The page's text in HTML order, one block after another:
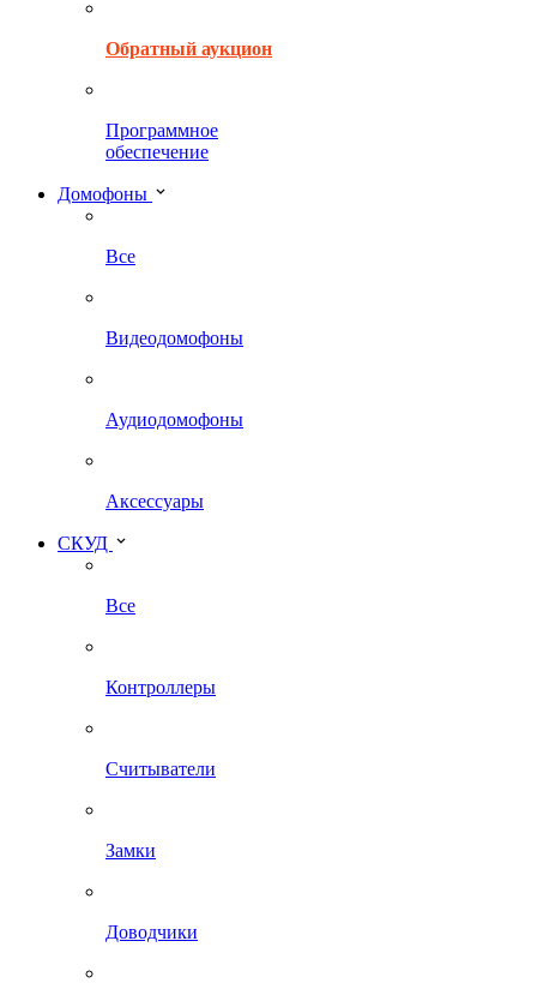
Обратный аукцион
Программное
обеспечение
Домофоны
Все
Видеодомофоны
Аудиодомофоны
Аксессуары
СКУД
Все
Контроллеры
Считыватели
Замки
Доводчики